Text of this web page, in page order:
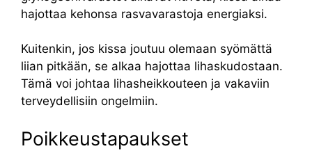
hajottaa kehonsa rasvavarastoja energiaksi.
Kuitenkin, jos kissa joutuu olemaan syömättä
liian pitkään, se alkaa hajottaa lihaskudostaan.
Tämä voi johtaa lihasheikkouteen ja vakaviin
terveydellisiin ongelmiin.
Poikkeustapaukset